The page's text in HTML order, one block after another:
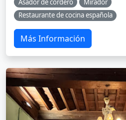
Asador de cordero
Mirador
Restaurante de cocina española
Más Información